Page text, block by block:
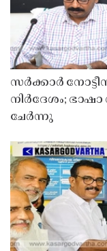
സർക്കാർ
നിർദേശം; ഭാഷാ
ചേർന്നു